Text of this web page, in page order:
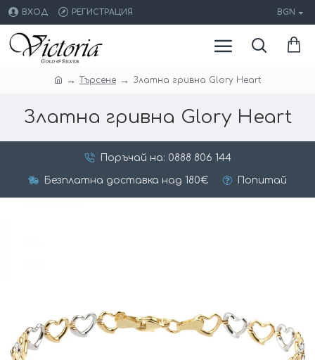
ВХОД РЕГИСТРАЦИЯ BGN
Търсене Златна гривна Glory Heart
Златна гривна Glory Heart
Поръчай на: 0888 806 144
Безплатна доставка над 180€ Попитай